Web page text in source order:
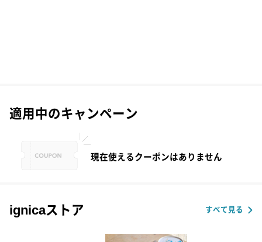
適用中のキャンペーン
現在使えるクーポンはありません
ignicaストア すべて見る